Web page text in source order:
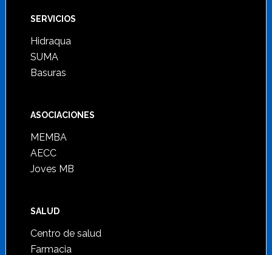
SERVICIOS
Hidraqua
SUMA
Basuras
ASOCIACIONES
MEMBA
AECC
Joves MB
SALUD
Centro de salud
Farmacia